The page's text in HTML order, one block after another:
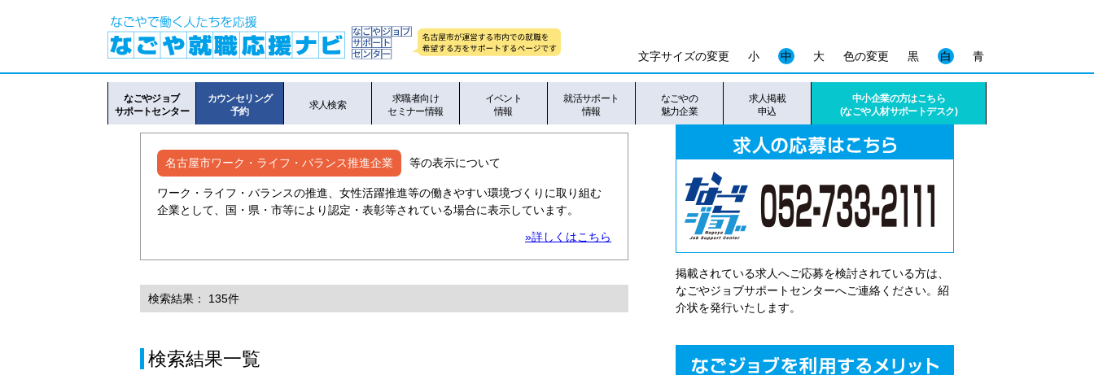
色の変更 黒 白 青
文字サイズの変更 小 中 大
なごやジョブ
サポートセンター
カウンセリング
予約
求人検索
求職者向け
セミナー情報
イベント
情報
就活サポート
情報
なごやの
魅力企業
求人掲載
申込
中小企業の方はこちら
(なごや人材サポートデスク)
名古屋市ワーク・ライフ・バランス推進企業 等の表示について
ワーク・ライフ・バランスの推進、女性活躍推進等の働きやすい環境づくりに取り組む
企業として、国・県・市等により認定・表彰等されている場合に表示しています。
»詳しくはこちら
検索結果： 135件
検索結果一覧
掲載されている求人へご応募を検討されている方は、
なごやジョブサポートセンターへご連絡ください。紹
介状を発行いたします。